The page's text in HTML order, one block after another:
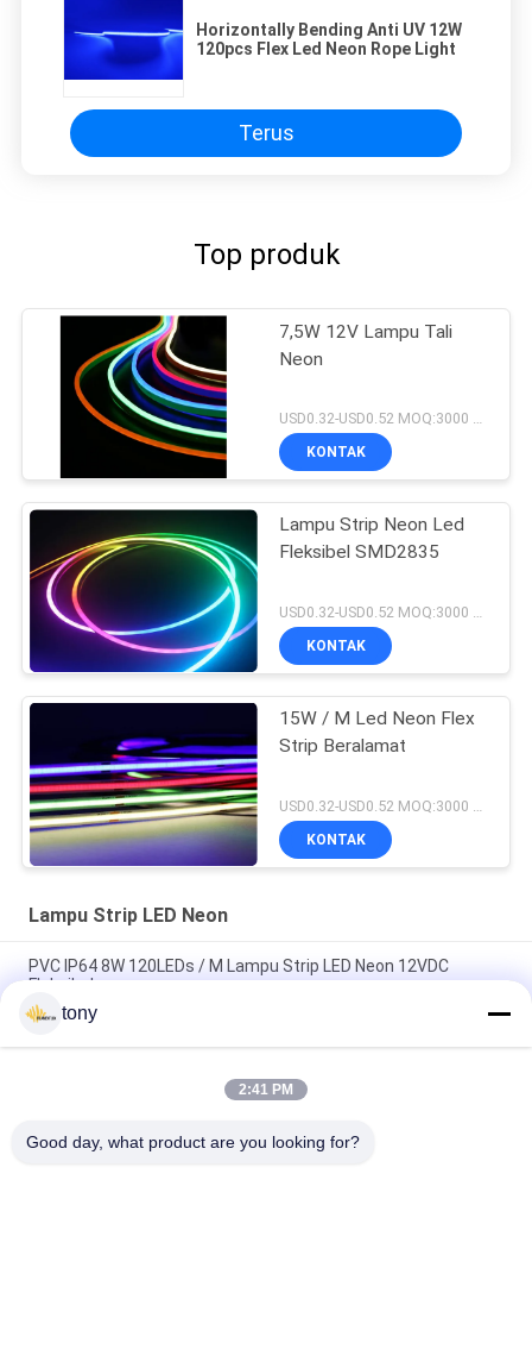
Horizontally Bending Anti UV 12W
120pcs Flex Led Neon Rope Light
Terus
Top produk
7,5W 12V Lampu Tali
Neon
USD0.32-USD0.52 MOQ:3000 pcs
KONTAK
Lampu Strip Neon Led
Fleksibel SMD2835
USD0.32-USD0.52 MOQ:3000 pcs
KONTAK
15W / M Led Neon Flex
Strip Beralamat
KONTAK
Lampu Strip LED Neon
PVC IP64 8W 120LEDs / M Lampu Strip LED Neon 12VDC
Fleksibel
Light Tube
UL Ce Uniform luminance Lampu Strip LED Neon 16.4ft 24VDC
tony
2:41 PM
Good day, what product are you looking for?